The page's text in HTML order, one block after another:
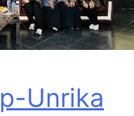
Unrika